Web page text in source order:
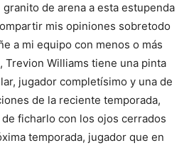
de arena a esta estupenda
mis opiniones sobretodo
a mi equipo con menos o más
Trevion Williams tiene una pinta
jugador completísimo y una de
de la reciente temporada,
ficharlo con los ojos cerrados
temporada, jugador que en